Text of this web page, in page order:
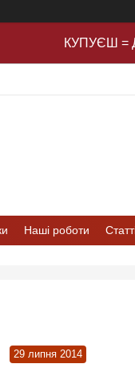
КУПУЄШ =
Наші роботи
29 липня 2014